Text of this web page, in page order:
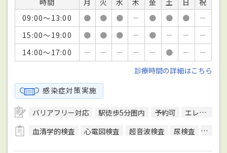
時間 月 火 水 木 金 土 日
祝
09:00～13:00
● ● ● － ● ● ●
－
15:00～19:00
● ● ● － ● － －
－
14:00～17:00
－ － － － － ● －
－
診療時間の詳細はこちら
感染症対策実施
バリアフリー対応 駅徒歩5分圏内 予約可
エレベーターあり
血清学的検査
心電図検査 超音波検査 尿検査 イン